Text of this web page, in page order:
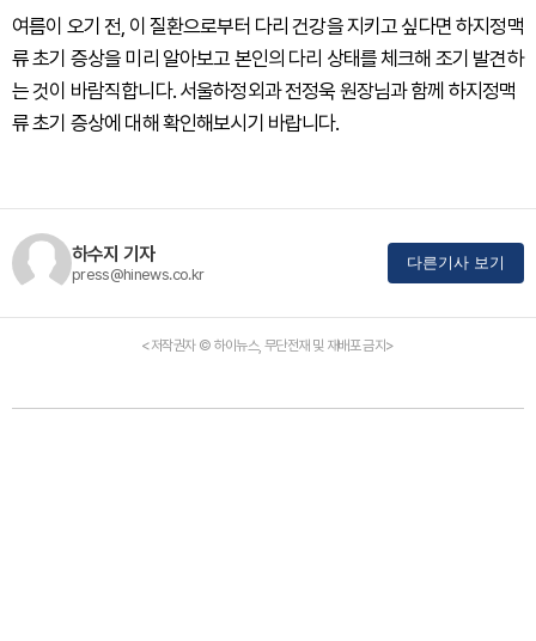
여름이 오기 전, 이 질환으로부터 다리 건강을 지키고 싶다면 하지정맥
류 초기 증상을 미리 알아보고 본인의 다리 상태를 체크해 조기 발견하
는 것이 바람직합니다. 서울하정외과 전정욱 원장님과 함께 하지정맥
류 초기 증상에 대해 확인해보시기 바랍니다.
하수지 기자
press@hinews.co.kr
다른기사 보기
<저작권자 © 하이뉴스, 무단전재 및 재배포 금지>